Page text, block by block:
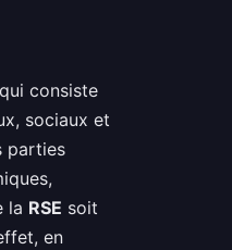
qui consiste
sociaux et
parties
la RSE soit
en